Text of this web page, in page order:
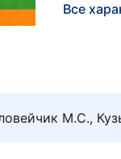
Все
М.С.,